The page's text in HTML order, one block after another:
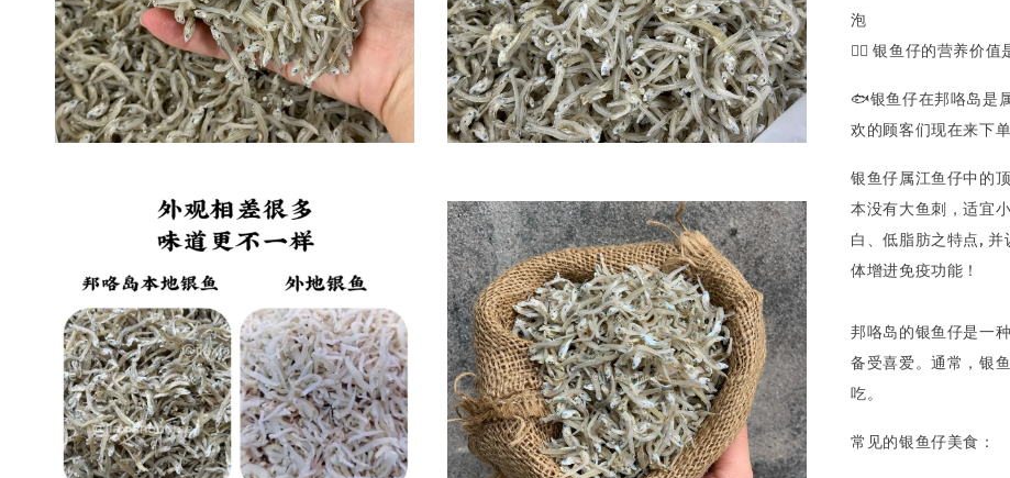
泡
👍🏼 银鱼仔的营养价
🐟银鱼仔在邦咯岛是
欢的顾客们现在来下单
银鱼仔属江鱼仔中的
本没有大鱼刺，适宜
白、低脂肪之特点,
体增进免疫功能！
邦咯岛的银鱼仔是一
备受喜爱。通常，银
吃。
常见的银鱼仔美食：